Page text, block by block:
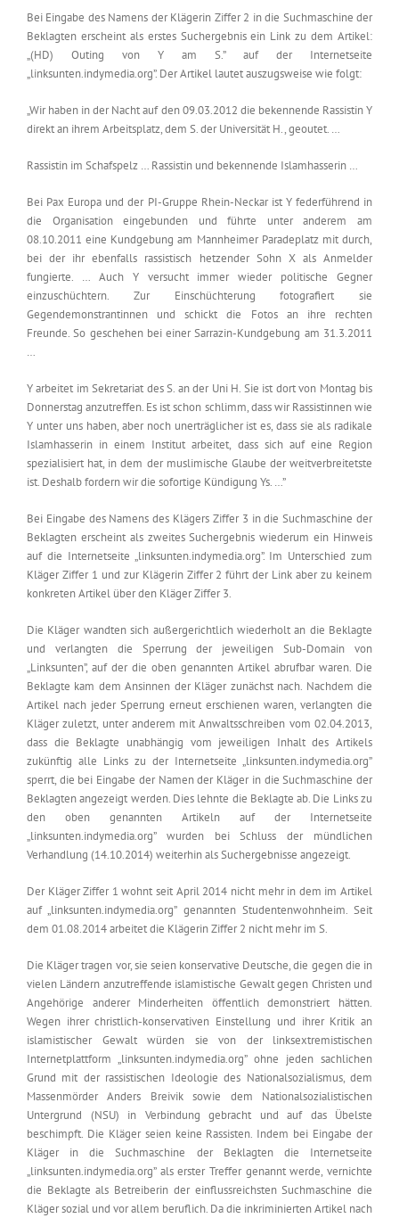
Bei Eingabe des Namens der Klägerin Ziffer 2 in die Suchmaschine der
Beklagten erscheint als erstes Suchergebnis ein Link zu dem Artikel:
„(HD) Outing von Y am S.” auf der Internetseite
„linksunten.indymedia.org”. Der Artikel lautet auszugsweise wie folgt:
„Wir haben in der Nacht auf den 09.03.2012 die bekennende Rassistin Y
direkt an ihrem Arbeitsplatz, dem S. der Universität H., geoutet. …
Rassistin im Schafspelz … Rassistin und bekennende Islamhasserin …
Bei Pax Europa und der PI-Gruppe Rhein-Neckar ist Y federführend in
die Organisation eingebunden und führte unter anderem am
08.10.2011 eine Kundgebung am Mannheimer Paradeplatz mit durch,
bei der ihr ebenfalls rassistisch hetzender Sohn X als Anmelder
fungierte. … Auch Y versucht immer wieder politische Gegner
einzuschüchtern. Zur Einschüchterung fotografiert sie
Gegendemonstrantinnen und schickt die Fotos an ihre rechten
Freunde. So geschehen bei einer Sarrazin-Kundgebung am 31.3.2011
…
Y arbeitet im Sekretariat des S. an der Uni H. Sie ist dort von Montag bis
Donnerstag anzutreffen. Es ist schon schlimm, dass wir Rassistinnen wie
Y unter uns haben, aber noch unerträglicher ist es, dass sie als radikale
Islamhasserin in einem Institut arbeitet, dass sich auf eine Region
spezialisiert hat, in dem der muslimische Glaube der weitverbreitetste
ist. Deshalb fordern wir die sofortige Kündigung Ys. …”
Bei Eingabe des Namens des Klägers Ziffer 3 in die Suchmaschine der
Beklagten erscheint als zweites Suchergebnis wiederum ein Hinweis
auf die Internetseite „linksunten.indymedia.org”. Im Unterschied zum
Kläger Ziffer 1 und zur Klägerin Ziffer 2 führt der Link aber zu keinem
konkreten Artikel über den Kläger Ziffer 3.
Die Kläger wandten sich außergerichtlich wiederholt an die Beklagte
und verlangten die Sperrung der jeweiligen Sub-Domain von
„Linksunten”, auf der die oben genannten Artikel abrufbar waren. Die
Beklagte kam dem Ansinnen der Kläger zunächst nach. Nachdem die
Artikel nach jeder Sperrung erneut erschienen waren, verlangten die
Kläger zuletzt, unter anderem mit Anwaltsschreiben vom 02.04.2013,
dass die Beklagte unabhängig vom jeweiligen Inhalt des Artikels
zukünftig alle Links zu der Internetseite „linksunten.indymedia.org”
sperrt, die bei Eingabe der Namen der Kläger in die Suchmaschine der
Beklagten angezeigt werden. Dies lehnte die Beklagte ab. Die Links zu
den oben genannten Artikeln auf der Internetseite
„linksunten.indymedia.org” wurden bei Schluss der mündlichen
Verhandlung (14.10.2014) weiterhin als Suchergebnisse angezeigt.
Der Kläger Ziffer 1 wohnt seit April 2014 nicht mehr in dem im Artikel
auf „linksunten.indymedia.org” genannten Studentenwohnheim. Seit
dem 01.08.2014 arbeitet die Klägerin Ziffer 2 nicht mehr im S.
Die Kläger tragen vor, sie seien konservative Deutsche, die gegen die in
vielen Ländern anzutreffende islamistische Gewalt gegen Christen und
Angehörige anderer Minderheiten öffentlich demonstriert hätten.
Wegen ihrer christlich-konservativen Einstellung und ihrer Kritik an
islamistischer Gewalt würden sie von der linksextremistischen
Internetplattform „linksunten.indymedia.org” ohne jeden sachlichen
Grund mit der rassistischen Ideologie des Nationalsozialismus, dem
Massenmörder Anders Breivik sowie dem Nationalsozialistischen
Untergrund (NSU) in Verbindung gebracht und auf das Übelste
beschimpft. Die Kläger seien keine Rassisten. Indem bei Eingabe der
Kläger in die Suchmaschine der Beklagten die Internetseite
„linksunten.indymedia.org” als erster Treffer genannt werde, vernichte
die Beklagte als Betreiberin der einflussreichsten Suchmaschine die
Kläger sozial und vor allem beruflich. Da die inkriminierten Artikel nach